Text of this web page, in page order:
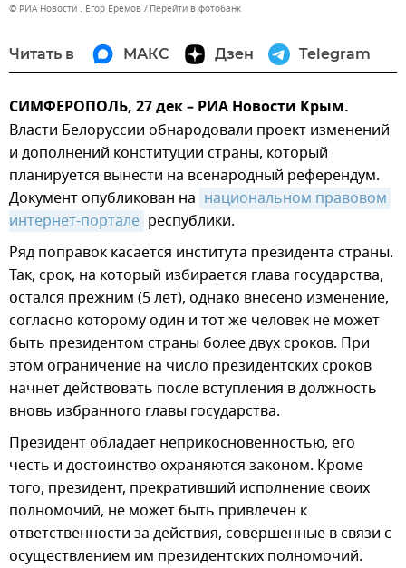
© РИА Новости . Егор Еремов Перейти в фотобанк
Читать в МАКС Дзен Telegram
СИМФЕРОПОЛЬ, 27 дек – РИА Новости Крым.
Власти Белоруссии обнародовали проект изменений
и дополнений конституции страны, который
планируется вынести на всенародный референдум.
Документ опубликован на национальном правовом
интернет-портале республики.
Ряд поправок касается института президента страны.
Так, срок, на который избирается глава государства,
остался прежним (5 лет), однако внесено изменение,
согласно которому один и тот же человек не может
быть президентом страны более двух сроков. При
этом ограничение на число президентских сроков
начнет действовать после вступления в должность
вновь избранного главы государства.
Президент обладает неприкосновенностью, его
честь и достоинство охраняются законом. Кроме
того, президент, прекративший исполнение своих
полномочий, не может быть привлечен к
ответственности за действия, совершенные в связи с
осуществлением им президентских полномочий.